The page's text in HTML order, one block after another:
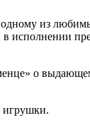
из
о
игрушки.